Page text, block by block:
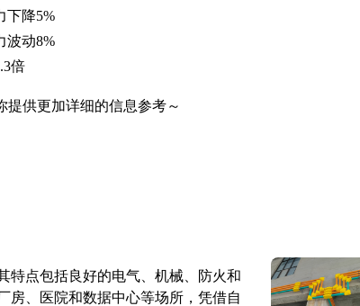
下降5%
波动8%
倍
提供更加详细的信息参考～
特点包括良好的电气、机械、防火和
房、医院和数据中心等场所，凭借自